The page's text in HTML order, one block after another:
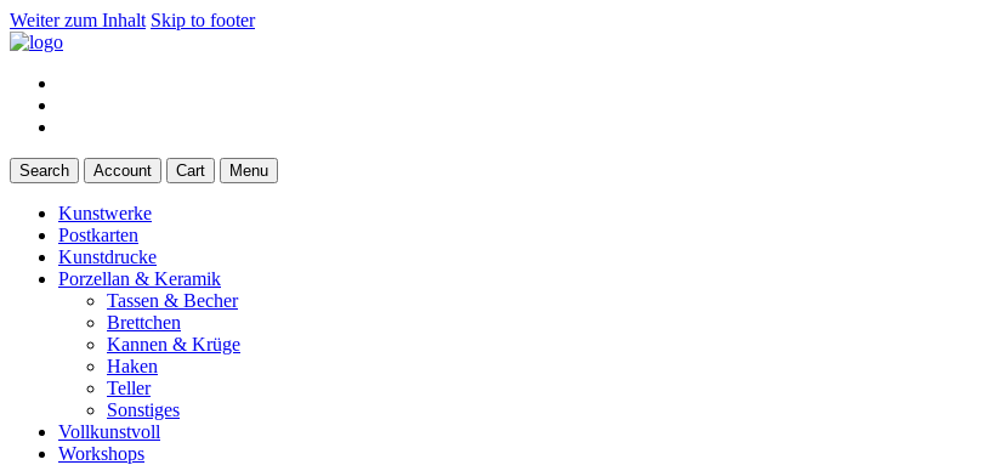
Weiter zum Inhalt Skip to footer
Search Account Cart Menu
Kunstwerke
Postkarten
Kunstdrucke
Porzellan & Keramik
Tassen & Becher
Brettchen
Kannen & Krüge
Haken
Teller
Sonstiges
Vollkunstvoll
Workshops